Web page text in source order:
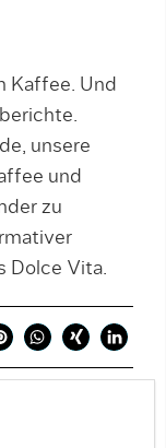
Kaffee. Und
unsere
und
zu
Dolce Vita.